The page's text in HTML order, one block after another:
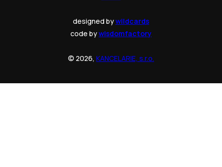
designed bywildcards
code bywisdomfactory
© 2026, KANCELARIE, s.r.o.